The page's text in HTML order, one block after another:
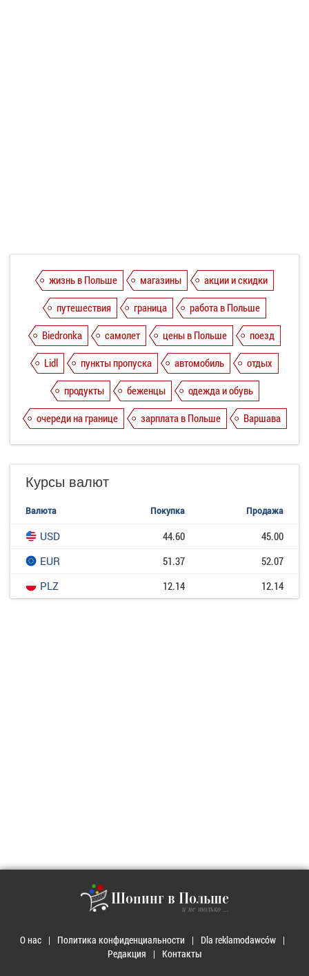
жизнь в Польше магазины
акции и скидки
путешествия
граница
работа в Польше
Biedronka
самолет цены в Польше
поезд
Lidl
пункты пропуска автомобиль
отдых
продукты
беженцы
одежда и обувь
очереди на границе
зарплата в Польше Варшава
Курсы валют
Валюта Покупка Продажа
USD 44.60
45.00
EUR
51.37
52.07
PLZ
12.14 12.14
Шопинг в Польше
и не только ...
О нас Политика конфиденциальности
Dla reklamodawców
Редакция
Контакты